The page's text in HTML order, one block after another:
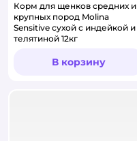
Корм для щенков средних и
крупных пород Molina
Sensitive сухой с индейкой и
телятиной 12кг
В корзину